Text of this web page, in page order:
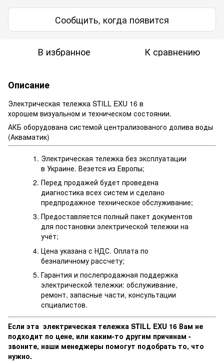
Сообщить, когда появится
В избранное К сравнению
Описание
Электрическая тележка STILL EXU 16 в
хорошем визуальном и техническом состоянии.
АКБ оборудована системой централизованого долива воды
(Акваматик)
Электрическая тележка без эксплуатации
в Украине. Везется из Европы;
Перед продажей будет проведена
диагностика всех систем и сделано
предпродажное техническое обслуживание;
Предоставляется полный пакет документов
для постановки электрической тележки на
учёт;
Цена указана с НДС. Оплата по
безналичному рассчету;
Гарантия и послепродажная поддержка
электрической тележки: обслуживание,
ремонт, запасные части, консультации
спциалистов.
Если эта электрическая тележка STILL EXU 16 Вам не
подходит по цене, или каким-то другим причинам -
звоните, наши менеджеры помогут подобрать то, что
нужно.